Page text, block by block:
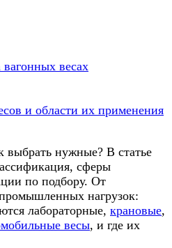
весах
и области их применения
выбрать нужные? В статье
сферы
по подбору. От
нагрузок:
лабораторные, крановые,
весы, и где их